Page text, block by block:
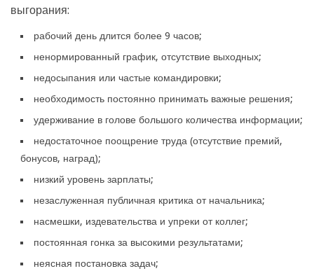
выгорания:
рабочий день длится более 9 часов;
ненормированный график, отсутствие выходных;
недосыпания или частые командировки;
необходимость постоянно принимать важные решения;
удерживание в голове большого количества информации;
недостаточное поощрение труда (отсутствие премий,
бонусов, наград);
низкий уровень зарплаты;
незаслуженная публичная критика от начальника;
насмешки, издевательства и упреки от коллег;
постоянная гонка за высокими результатами;
неясная постановка задач;